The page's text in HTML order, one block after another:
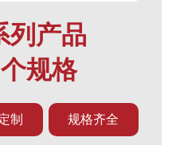
列产品
规格
制 规格齐全